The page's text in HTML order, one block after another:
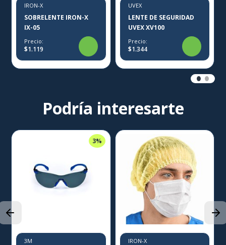
IRON-X
SOBRELENTE IRON-X
IX-05
Precio:
$1.119
UVEX
LENTE DE SEGURIDAD
UVEX XV100
Precio:
$1.344
Podría interesarte
3%
3M IRON-X